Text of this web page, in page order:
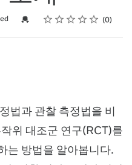
Credential For Completion
Rating
1 star
2 stars
3 stars
4 stars
5 stars 0
법과 관찰 측정법을 비
위 대조군 연구(RCT)를
는 방법을 알아봅니다.